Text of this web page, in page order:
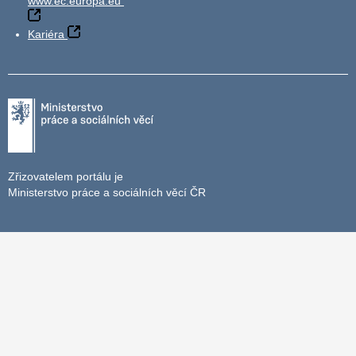
Kariéra
Zřizovatelem portálu je
Ministerstvo práce a sociálních věcí ČR